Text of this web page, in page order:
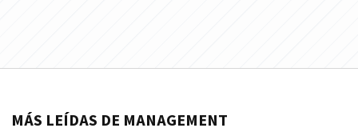
MÁS LEÍDAS DE MANAGEMENT